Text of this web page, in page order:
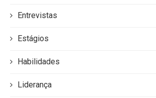
Entrevistas
Estágios
Habilidades
Liderança